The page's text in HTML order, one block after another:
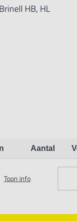
HB, HL
als
Aantal
Toon info